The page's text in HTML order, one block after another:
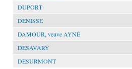
DUPORT
DENISSE
DAMOUR, veuve AYNÉ
DESAVARY
DESURMONT